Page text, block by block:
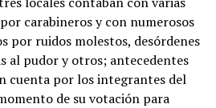
carabineros y con numerosos
por ruidos molestos, desórdenes
al pudor y otros; antecedentes
cuenta por los integrantes del
de su votación para